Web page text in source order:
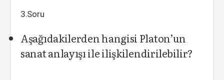
3.Soru
Aşağıdakilerden hangisi Platon’un
sanat anlayışı ile ilişkilendirilebilir?